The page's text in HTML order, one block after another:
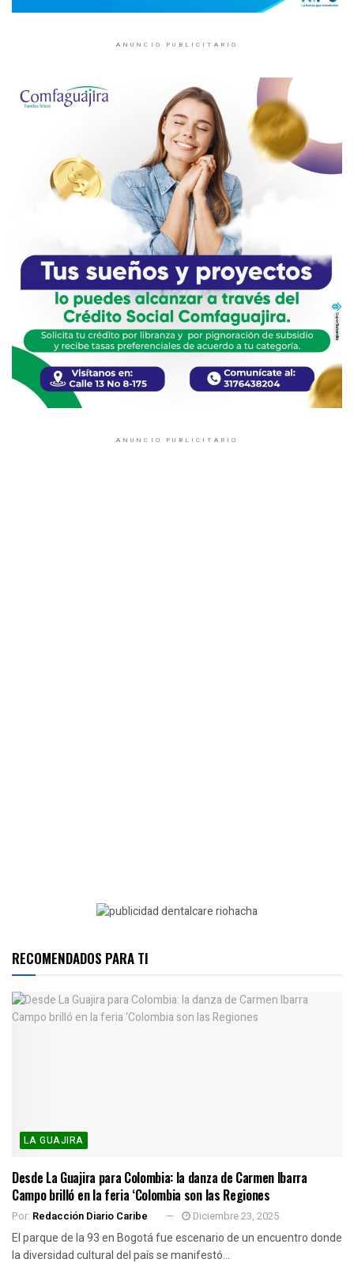
ANUNCIO PUBLICITARIO
ANUNCIO PUBLICITARIO
RECOMENDADOS PARA TI
LA GUAJIRA
Desde La Guajira para Colombia: la danza de Carmen Ibarra
Campo brilló en la feria ‘Colombia son las Regiones
Por: Redacción Diario Caribe Diciembre 23, 2025
El parque de la 93 en Bogotá fue escenario de un encuentro donde
la diversidad cultural del país se manifestó...